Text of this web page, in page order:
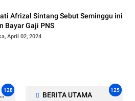
Afrizal Sintang Sebut Seminggu ini
Bayar Gaji PNS
April 02, 2024
128
BERITA UTAMA
125